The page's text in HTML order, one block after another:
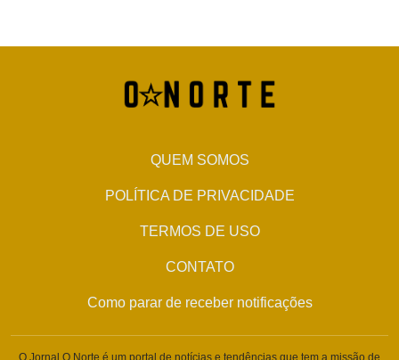
QUEM SOMOS
POLÍTICA DE PRIVACIDADE
TERMOS DE USO
CONTATO
Como parar de receber notificações
O Jornal O Norte é um portal de notícias e tendências que tem a missão de